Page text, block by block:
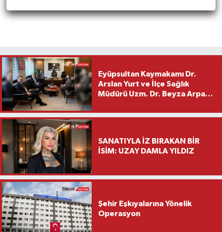
Eyüpsultan Kaymakamı Dr.
Arslan Yurt ve İlçe Sağlık
Müdürü Uzm. Dr. Beyza Arpacı
Ziyareti
SANATIYLA İZ BIRAKAN BİR
İSİM: UZAY DAMLA YILDIZ
Şehir Eşkıyalarına Yönelik
Operasyon